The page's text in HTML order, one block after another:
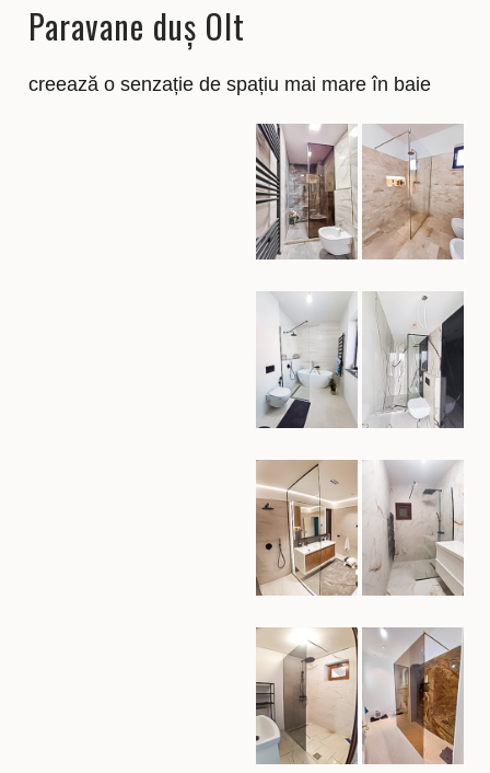
Paravane duș Olt
creează o senzație de spațiu mai mare în baie